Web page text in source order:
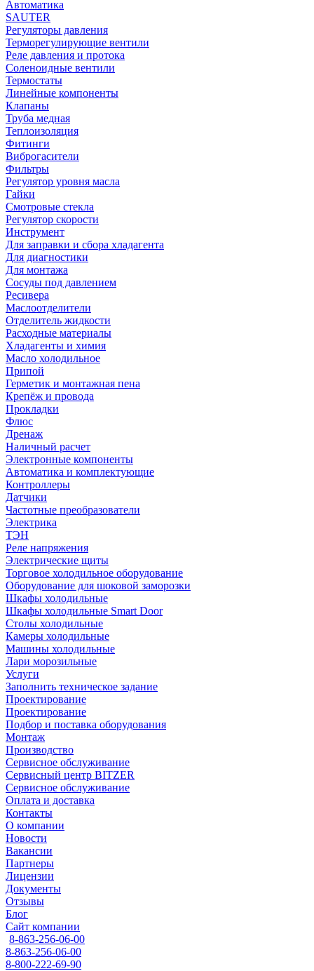
Автоматика
SAUTER
Регуляторы давления
Терморегулирующие вентили
Реле давления и протока
Соленоидные вентили
Термостаты
Линейные компоненты
Клапаны
Труба медная
Теплоизоляция
Фитинги
Виброгасители
Фильтры
Регулятор уровня масла
Гайки
Смотровые стекла
Регулятор скорости
Инструмент
Для заправки и сбора хладагента
Для диагностики
Для монтажа
Сосуды под давлением
Ресивера
Маслоотделители
Отделитель жидкости
Расходные материалы
Хладагенты и химия
Масло холодильное
Припой
Герметик и монтажная пена
Крепёж и провода
Прокладки
Флюс
Дренаж
Наличный расчет
Электронные компоненты
Автоматика и комплектующие
Контроллеры
Датчики
Частотные преобразователи
Электрика
ТЭН
Реле напряжения
Электрические щиты
Торговое холодильное оборудование
Оборудование для шоковой заморозки
Шкафы холодильные
Шкафы холодильные Smart Door
Столы холодильные
Камеры холодильные
Машины холодильные
Лари морозильные
Услуги
Заполнить техническое задание
Проектирование
Проектирование
Подбор и поставка оборудования
Монтаж
Производство
Сервисное обслуживание
Сервисный центр BITZER
Сервисное обслуживание
Оплата и доставка
Контакты
О компании
Новости
Вакансии
Партнеры
Лицензии
Документы
Отзывы
Блог
Сайт компании
8-863-256-06-00
8-863-256-06-00
8-800-222-69-90